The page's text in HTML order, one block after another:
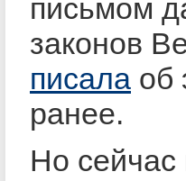
письмом
законов
писала об
ранее.
Но сейчас